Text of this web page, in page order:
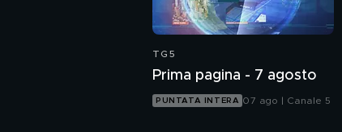
TG5
Prima pagina - 7 agosto
PUNTATA INTERA 07 ago | Canale 5